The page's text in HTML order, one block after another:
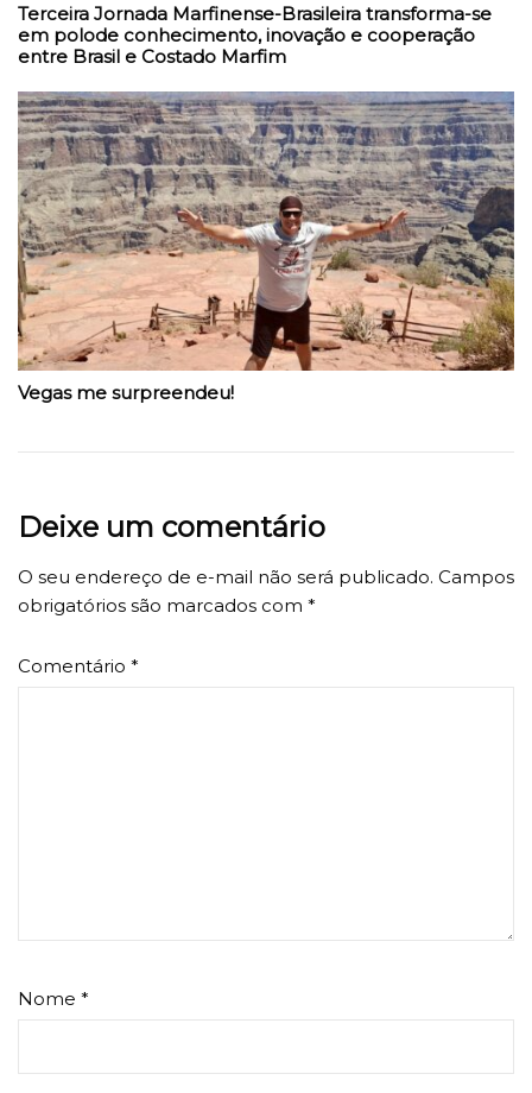
Terceira Jornada Marfinense-Brasileira transforma-se
em polode conhecimento, inovação e cooperação
entre Brasil e Costado Marfim
Vegas me surpreendeu!
Deixe um comentário
O seu endereço de e-mail não será publicado. Campos
obrigatórios são marcados com *
Comentário *
Nome *